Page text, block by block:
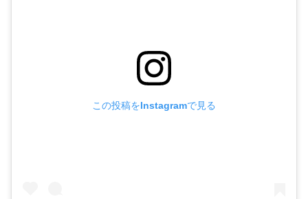
この投稿をInstagramで見る